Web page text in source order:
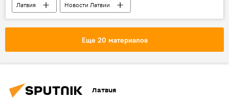
Латвия
Новости Латвии
Национальный совет по электронным средствам массовой информации (НСЭСМИ)
Аурелия Иева Друвиете
Иева Калдерауска
Еще 20 материалов
Латвия